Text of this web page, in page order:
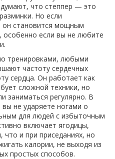
что степпер — это
Но если
он становится мощным
особенно если вы не любите
тренировками, любыми
частоту сердечных
сердца. Он работает как
сложной техники, но
заниматься регулярно. В
не ударяете ногами о
для людей с избыточным
включает ягодицы,
и при приседаниях, но
калории, не выходя из
простых способов.